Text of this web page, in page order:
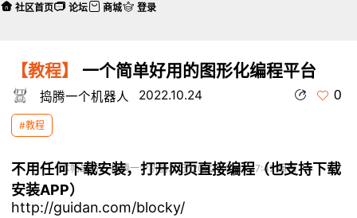
【教程】 一个简单好用的图形化编程平台
捣腾一个机器人 2022.10.24 0
#教程
本帖最后由 捣腾一个机器人 于 2022-10-24 17:42 编辑
不用任何下载安装，打开网页直接编程（也支持下载
安装APP）
http://guidan.com/blocky/
社区首页 论坛 商城 登录